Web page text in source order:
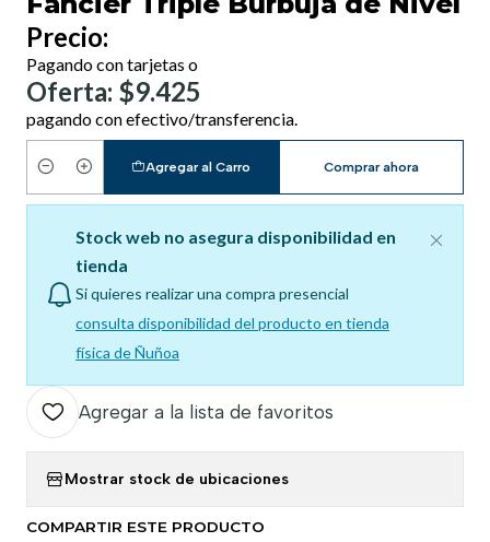
Precio:
Pagando con tarjetas o
Oferta: $9.425
pagando con efectivo/transferencia.
Cantidad
Agregar al Carro Comprar ahora
Stock web no asegura disponibilidad en
tienda
Si quieres realizar una compra presencial
consulta disponibilidad del producto en tienda
física de Ñuñoa
Agregar a la lista de favoritos
Mostrar stock de ubicaciones
COMPARTIR ESTE PRODUCTO